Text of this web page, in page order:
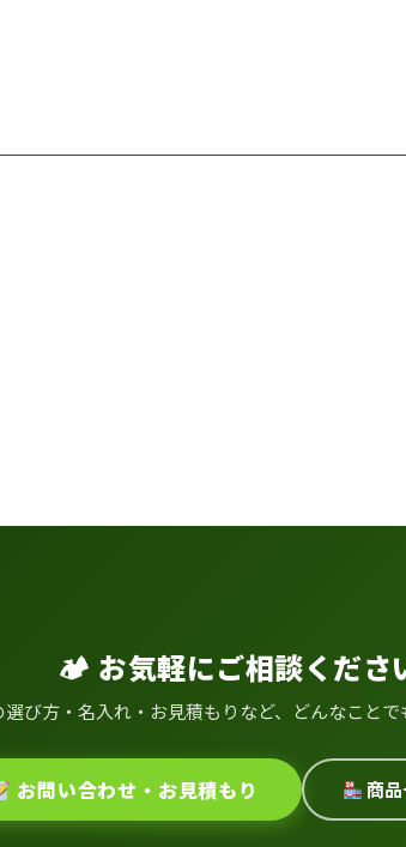
🏕 お気軽にご相談くださ
び方・名入れ・お見積もりなど、どんなことで
お問い合わせ・お見積もり 商